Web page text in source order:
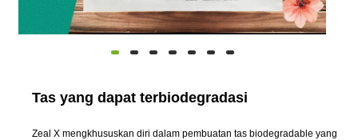
Tas yang dapat terbiodegradasi
Zeal X mengkhususkan diri dalam pembuatan tas biodegradable yang